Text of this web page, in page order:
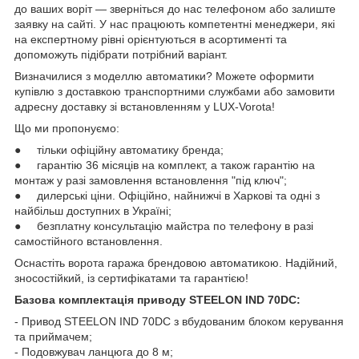
до ваших воріт — зверніться до нас телефоном або залиште
заявку на сайті. У нас працюють компетентні менеджери, які
на експертному рівні орієнтуються в асортименті та
допоможуть підібрати потрібний варіант.
Визначилися з моделлю автоматики? Можете оформити
купівлю з доставкою транспортними службами або замовити
адресну доставку зі встановленням у LUX-Vorota!
Що ми пропонуємо:
● тільки офіційну автоматику бренда;
● гарантію 36 місяців на комплект, а також гарантію на
монтаж у разі замовлення встановлення "під ключ";
● дилерські ціни. Офіційно, найнижчі в Харкові та одні з
найбільш доступних в Україні;
● безплатну консультацію майстра по телефону в разі
самостійного встановлення.
Оснастіть ворота гаража брендовою автоматикою. Надійний,
зносостійкий, із сертифікатами та гарантією!
Базова комплектація приводу STEELON IND 70DC:
- Привод STEELON IND 70DC з вбудованим блоком керування
та приймачем;
- Подовжувач ланцюга до 8 м;